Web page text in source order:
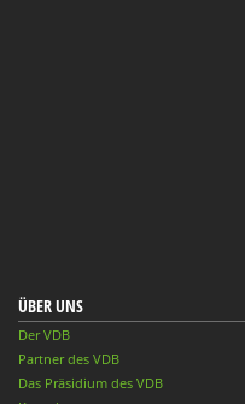
ÜBER UNS
Der VDB
Partner des VDB
Das Präsidium des VDB